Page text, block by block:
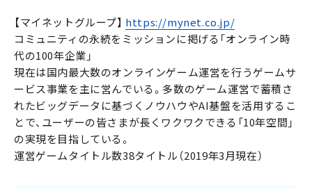
【マイネットグループ】 https://mynet.co.jp/
コミュニティの永続をミッションに掲げる「オンライン時
代の100年企業」
現在は国内最大数のオンラインゲーム運営を行うゲームサ
ービス事業を主に営んでいる。多数のゲーム運営で蓄積さ
れたビッグデータに基づくノウハウやAI基盤を活用するこ
とで、ユーザーの皆さまが長くワクワクできる「10年空間」
の実現を目指している。
運営ゲームタイトル数38タイトル（2019年3月現在）